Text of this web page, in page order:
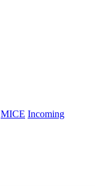
MICE Incoming